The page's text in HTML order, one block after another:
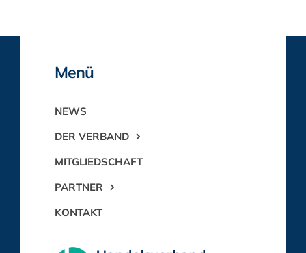
Menü
NEWS
DER VERBAND
MITGLIEDSCHAFT
PARTNER
KONTAKT